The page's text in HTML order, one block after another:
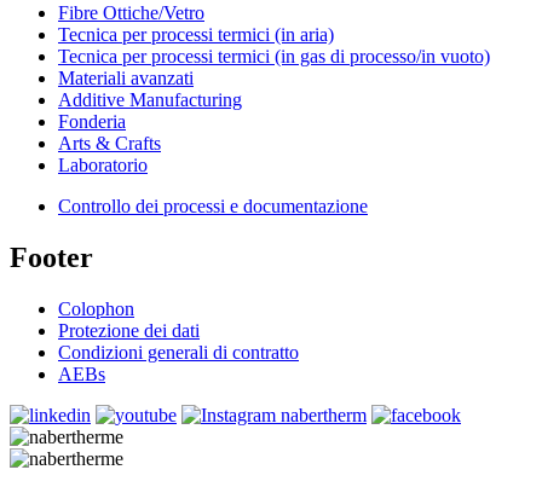
Fibre Ottiche/Vetro
Tecnica per processi termici (in aria)
Tecnica per processi termici (in gas di processo/in vuoto)
Materiali avanzati
Additive Manufacturing
Fonderia
Arts & Crafts
Laboratorio
Controllo dei processi e documentazione
Footer
Colophon
Protezione dei dati
Condizioni generali di contratto
AEBs